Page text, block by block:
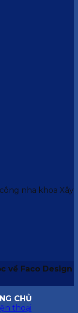
về Faco Design
CHỦ